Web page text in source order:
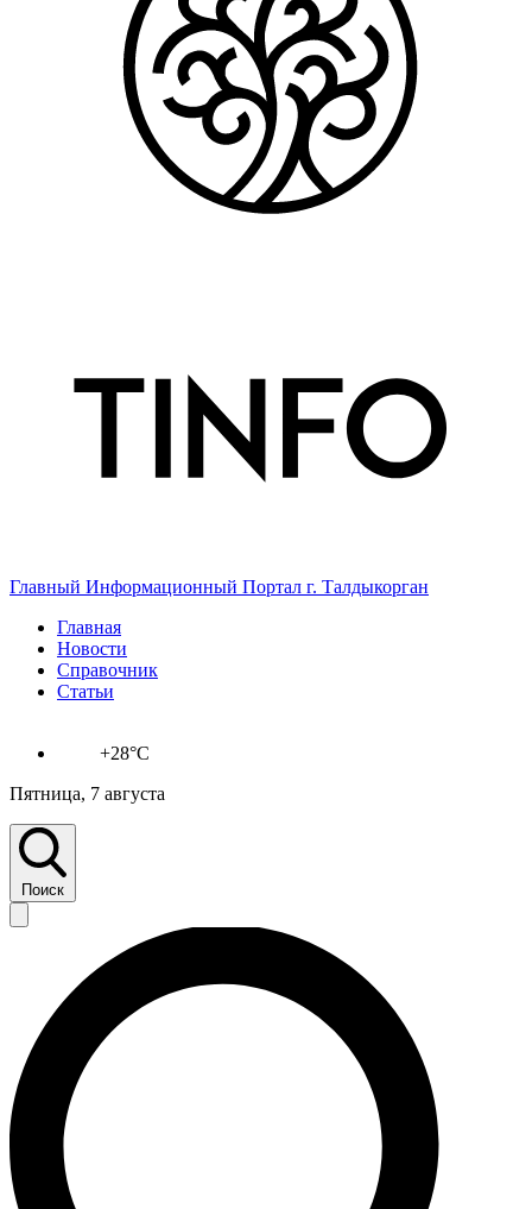
Главный Информационный Портал г. Талдыкорган
Главная
Новости
Справочник
Статьи
+28°C
Пятница, 7 августа
Поиск